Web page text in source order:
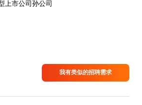
上市公司孙公司
我有类似的招聘需求